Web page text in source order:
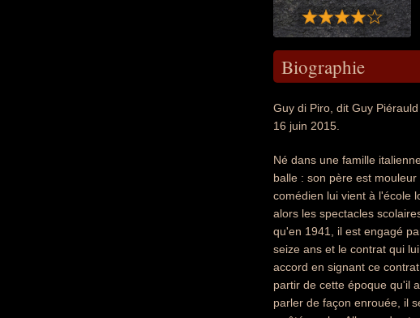
Biographie
Guy di Piro, dit Guy
16 juin 2015.
Né dans une famille
balle : son père est
comédien lui vient à l'école
alors les spectacles
qu'en 1941, il est engagé
seize ans et le contrat qui
accord en signant ce
partir de cette époque qu'il
parler de façon enrouée, il